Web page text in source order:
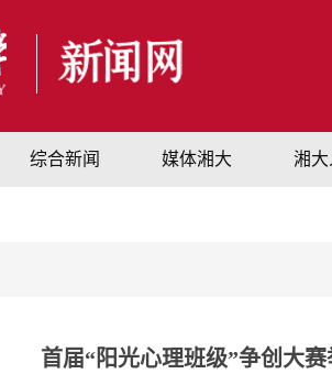
综合新闻 媒体湘大 湘
首届“阳光心理班级”争创大赛